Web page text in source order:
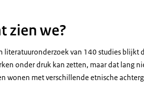
zien we?
literatuuronderzoek van 140 studies
onder druk kan zetten, maar dat lang
wonen met verschillende etnische